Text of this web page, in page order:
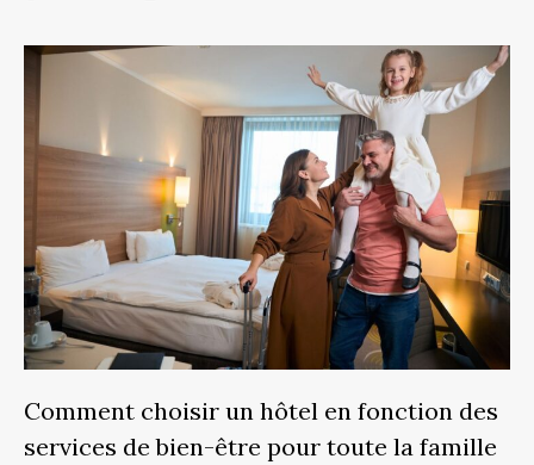
Comment choisir un hôtel en fonction des
services de bien-être pour toute la famille